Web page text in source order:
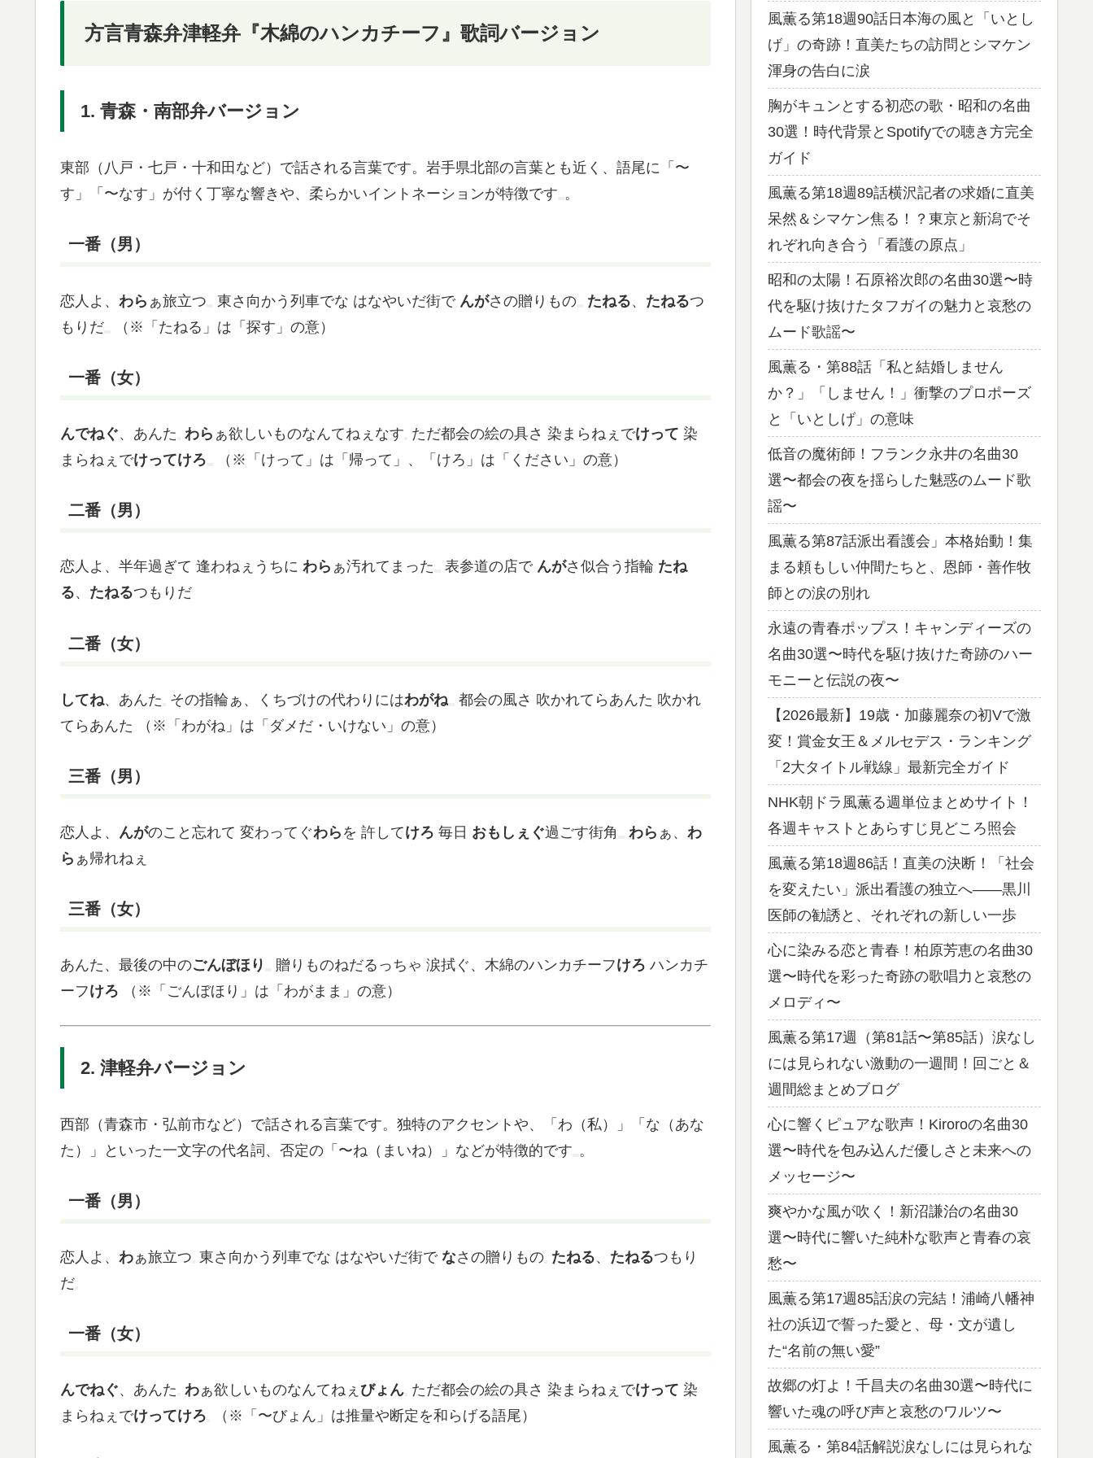
方言青森弁津軽弁『木綿のハンカチーフ』歌詞バージョン
1. 青森・南部弁バージョン
東部（八戸・七戸・十和田など）で話される言葉です。岩手県北部の言葉とも近く、語尾に「〜
す」「〜なす」が付く丁寧な響きや、柔らかいイントネーションが特徴です 。
一番（男）
恋人よ、 わら ぁ旅立つ 東さ向かう列車でな はなやいだ街で んがさの贈りもの たねる、 たねるつ
もりだ
（※「たねる」は「探す」の意）
一番（女）
んでねぐ、あんた わら ぁ欲しいものなんてねぇなす ただ都会の絵の具さ 染まらねぇでけって 染
まらねぇでけってけろ （※「けって」は「帰って」、「けろ」は「ください」の意）
二番（男）
恋人よ、半年過ぎて 逢わねぇうちに わら ぁ汚れてまった 表参道の店で んがさ似合う指輪 たね
る、 たねるつもりだ
二番（女）
してね、あんた その指輪ぁ、くちづけの代わりにはわがね 都会の風さ 吹かれてらあんた 吹かれ
てらあんた
（※「わがね」は「ダメだ・いけない」の意）
三番（男）
恋人よ、 んがのこと忘れて 変わってぐわら を 許してけろ 毎日 おもしぇぐ過ごす街角 わら ぁ、 わ
ら ぁ帰れねぇ
三番（女）
あんた、最後の中のごんぼほり 贈りものねだるっちゃ 涙拭ぐ、木綿のハンカチーフけろ ハンカチ
ーフけろ （※「ごんぼほり」は「わがまま」の意）
2. 津軽弁バージョン
西部（青森市・弘前市など）で話される言葉です。独特のアクセントや、「わ（私）」「な（あな
た）」といった一文字の代名詞、否定の「〜ね（まいね）」などが特徴的です 。
一番（男）
恋人よ、 わ ぁ旅立つ 東さ向かう列車でな はなやいだ街で なさの贈りもの たねる、 たねるつもり
だ
一番（女）
んでねぐ、あんた わぁ欲しいものなんてねぇ びょん ただ都会の絵の具さ 染まらねぇでけって 染
まらねぇでけってけろ （※「〜びょん」は推量や断定を和らげる語尾）
風薫る第18週90話日本海の風と「いとし
げ」の奇跡！直美たちの訪問とシマケン
渾身の告白に涙
胸がキュンとする初恋の歌・昭和の名曲
30選！時代背景とSpotifyでの聴き方完全
ガイド
風薫る第18週89話横沢記者の求婚に直美
呆然＆シマケン焦る！？東京と新潟でそ
れぞれ向き合う「看護の原点」
昭和の太陽！石原裕次郎の名曲30選〜時
代を駆け抜けたタフガイの魅力と哀愁の
ムード歌謡〜
風薫る・第88話「私と結婚しません
か？」「しません！」衝撃のプロポーズ
と「いとしげ」の意味
低音の魔術師！フランク永井の名曲30
選〜都会の夜を揺らした魅惑のムード歌
謡〜
風薫る第87話派出看護会」本格始動！集
まる頼もしい仲間たちと、恩師・善作牧
師との涙の別れ
永遠の青春ポップス！キャンディーズの
名曲30選〜時代を駆け抜けた奇跡のハー
モニーと伝説の夜〜
【2026最新】19歳・加藤麗奈の初Vで激
変！賞金女王＆メルセデス・ランキング
「2大タイトル戦線」最新完全ガイド
NHK朝ドラ風薫る週単位まとめサイト！
各週キャストとあらすじ見どころ照会
風薫る第18週86話！直美の決断！「社会
を変えたい」派出看護の独立へ——黒川
医師の勧誘と、それぞれの新しい一歩
心に染みる恋と青春！柏原芳恵の名曲30
選〜時代を彩った奇跡の歌唱力と哀愁の
メロディ〜
風薫る第17週（第81話〜第85話）涙なし
には見られない激動の一週間！回ごと＆
週間総まとめブログ
心に響くピュアな歌声！Kiroroの名曲30
選〜時代を包み込んだ優しさと未来への
メッセージ〜
爽やかな風が吹く！新沼謙治の名曲30
選〜時代に響いた純朴な歌声と青春の哀
愁〜
風薫る第17週85話涙の完結！浦崎八幡神
社の浜辺で誓った愛と、母・文が遺し
た“名前の無い愛”
故郷の灯よ！千昌夫の名曲30選〜時代に
響いた魂の呼び声と哀愁のワルツ〜
風薫る・第84話解説涙なしには見られな